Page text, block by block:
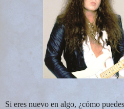
Si eres nuevo en algo, ¿cómo